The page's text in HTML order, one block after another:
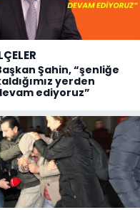
Şahin, “şenliğe
yerden
ediyoruz”